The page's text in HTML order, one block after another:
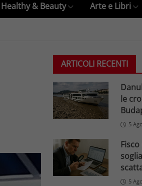
Healthy & Beauty Arte e Libri
ARTICOLI RECENTI
le
5
5